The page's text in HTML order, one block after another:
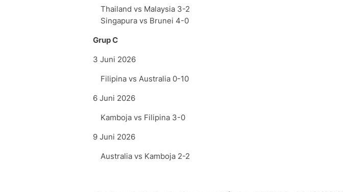
Thailand vs Malaysia 3-2
Singapura vs Brunei 4-0
Grup C
3 Juni 2026
Filipina vs Australia 0-10
6 Juni 2026
Kamboja vs Filipina 3-0
9 Juni 2026
Australia vs Kamboja 2-2